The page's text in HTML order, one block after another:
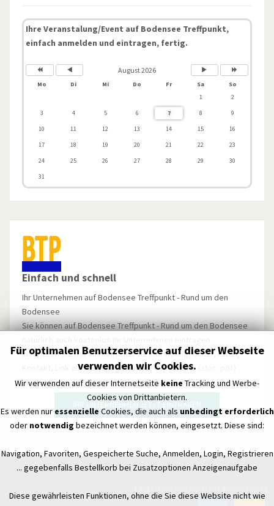
Ihre Veranstalung/Event auf Bodensee Treffpunkt,
einfach anmelden und eintragen, fertig.
August 2026
Mo Di Mi Do Fr Sa
So
1
2
3
4 5 6 7 8
9
10
11 12 13 14 15
16
17
18 19 20 21 22
23
24
25 26 27 28 29
30
31
Einfach und schnell
Ihr Unternehmen auf Bodensee Treffpunkt - Rund um den
Bodensee
Sie können auf Bodensee Treffpunkt - Rund um den Bodensee
Inserieren Sie mit ausführlicher Beschreibung, Bilder, Label,
Kontakt, Link zur Homepage, Video, Dokumente (.doc .pdf)
u.v.m.
IHR UNTERNEHMEN JETZT EINTRAGEN
Für optimalen Benutzerservice auf dieser Webseite
verwenden wir Cookies.
Wir verwenden auf dieser Internetseite keine Tracking und Werbe-
Cookies von Drittanbietern.
Es werden nur essenzielle Cookies, die auch alsunbedingt erforderlich
oder notwendig bezeichnet werden können, eingesetzt. Diese sind:
Navigation, Favoriten, Gespeicherte Suche, Anmelden, Login, Registrieren
... gegebenfalls Bestellkorb bei Zusatzoptionen Anzeigenaufgabe
Diese gewährleisten Funktionen, ohne die Sie diese Website nicht wie